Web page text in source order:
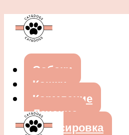
Собаки
Кошки
Кормление
Лечение
Дрессировка